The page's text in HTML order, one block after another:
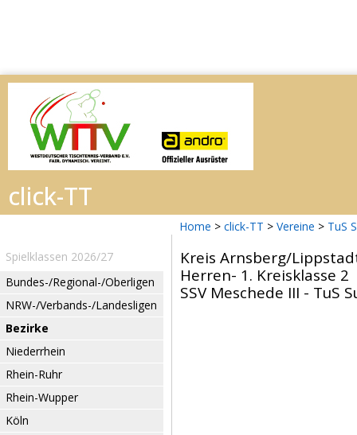
Home > click-TT > Vereine > TuS
Spielklassen 2026/27
Bundes-/Regional-/Oberligen
NRW-/Verbands-/Landesligen
Bezirke
Niederrhein
Rhein-Ruhr
Rhein-Wupper
Köln
Kreis Arnsberg/
Herren- 1. Kreisklasse 2
SSV Meschede III - TuS